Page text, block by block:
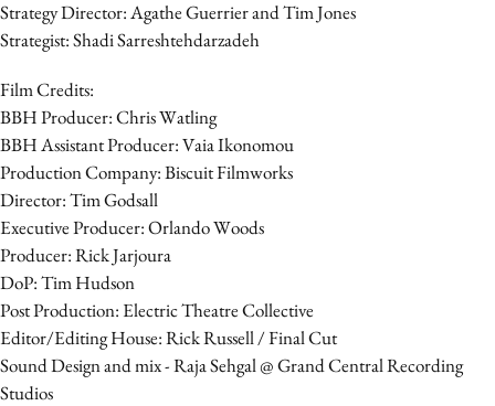
Strategy Director: Agathe Guerrier and Tim Jones
Strategist: Shadi Sarreshtehdarzadeh
Film Credits:
BBH Producer: Chris Watling
BBH Assistant Producer: Vaia Ikonomou
Production Company: Biscuit Filmworks
Director: Tim Godsall
Executive Producer: Orlando Woods
Producer: Rick Jarjoura
DoP: Tim Hudson
Post Production: Electric Theatre Collective
Editor/Editing House: Rick Russell / Final Cut
Sound Design and mix - Raja Sehgal @ Grand Central Recording
Studios